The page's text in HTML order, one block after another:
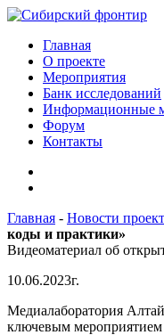
Главная
О проекте
Мероприятия
Банк исследований
Информационные
Форум
Контакты
Главная - Новости
коды и практики»
Видеоматериал об
10.06.2023г.
Медиалаборатория
ключевым мероприятием